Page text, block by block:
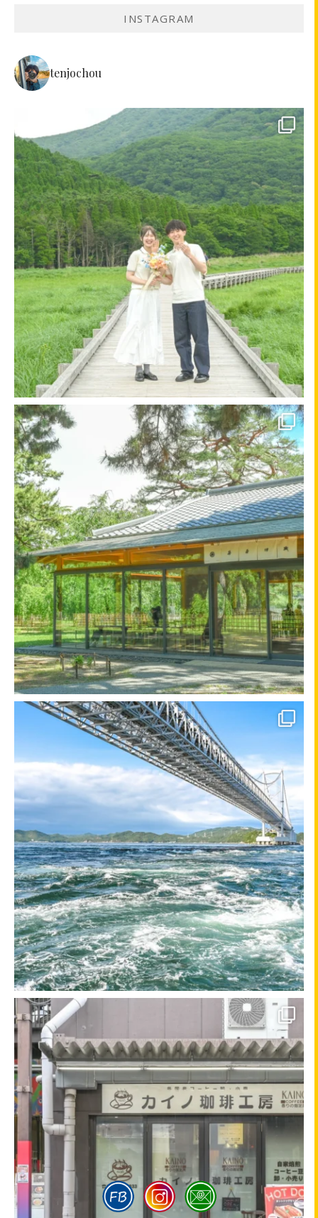
INSTAGRAM
tenjochou